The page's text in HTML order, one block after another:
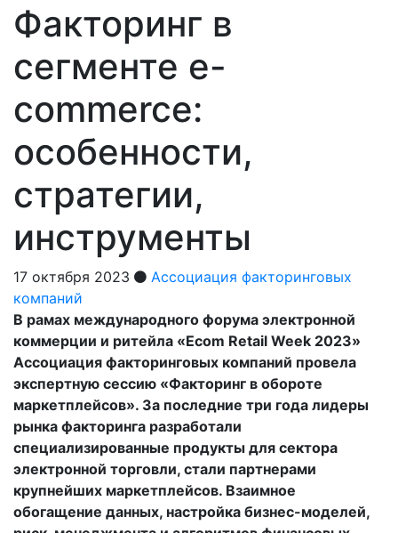
Факторинг в
сегменте e-
commerce:
особенности,
стратегии,
инструменты
17 октября 2023
Ассоциация факторинговых
компаний
В рамах международного форума электронной
коммерции и ритейла «Ecom Retail Week 2023»
Ассоциация факторинговых компаний провела
экспертную сессию «Факторинг в обороте
маркетплейсов». За последние три года лидеры
рынка факторинга разработали
специализированные продукты для сектора
электронной торговли, стали партнерами
крупнейших маркетплейсов. Взаимное
обогащение данных, настройка бизнес-моделей,